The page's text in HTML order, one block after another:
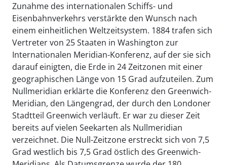
Zunahme des internationalen Schiffs- und
Eisenbahnverkehrs verstärkte den Wunsch nach
einem einheitlichen Weltzeitsystem. 1884 trafen sich
Vertreter von 25 Staaten in Washington zur
Internationalen Meridian-Konferenz, auf der sie sich
darauf einigten, die Erde in 24 Zeitzonen mit einer
geographischen Länge von 15 Grad aufzuteilen. Zum
Nullmeridian erklärte die Konferenz den Greenwich-
Meridian, den Längengrad, der durch den Londoner
Stadtteil Greenwich verläuft. Er war zu dieser Zeit
bereits auf vielen Seekarten als Nullmeridian
verzeichnet. Die Null-Zeitzone erstreckt sich von 7,5
Grad westlich bis 7,5 Grad östlich des Greenwich-